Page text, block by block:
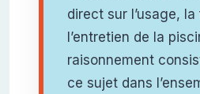
direct sur l’usage,
l’entretien de la
raisonnement
ce sujet dans